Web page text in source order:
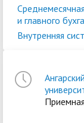
и главного
Внутренняя